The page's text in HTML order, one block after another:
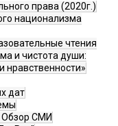
права (2020г.)
национализма
чтения
и чистота души:
нравственности»
дат
Обзор СМИ